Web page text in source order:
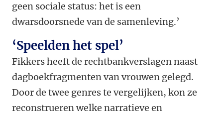
geen sociale status: het is een
dwarsdoorsnede van de samenleving.’
‘Speelden het spel’
Fikkers heeft de rechtbankverslagen naast
dagboekfragmenten van vrouwen gelegd.
Door de twee genres te vergelijken, kon ze
reconstrueren welke narratieve en